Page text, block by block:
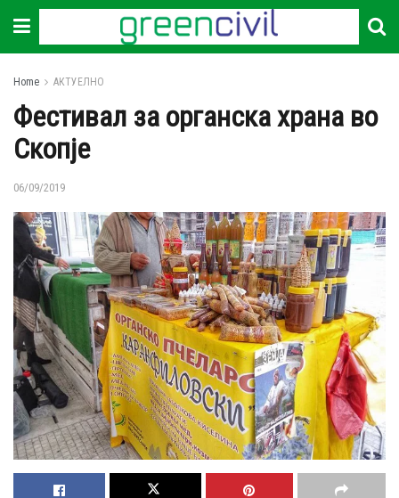
Home АКТУЕЛНО
Фестивал за органска храна во
Скопје
06/09/2019